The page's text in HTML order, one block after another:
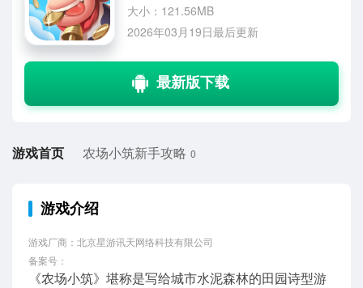
大小：121.56MB
2026年03月19日最后更新
游戏首页 农场小筑新手攻略 0
游戏介绍
游戏厂商：北京星游讯天网络科技有限公司
备案号：
《农场小筑》堪称是写给城市水泥森林的田园诗型游